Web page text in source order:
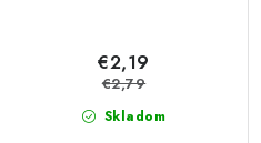
Skladom
€2,19
€2,79